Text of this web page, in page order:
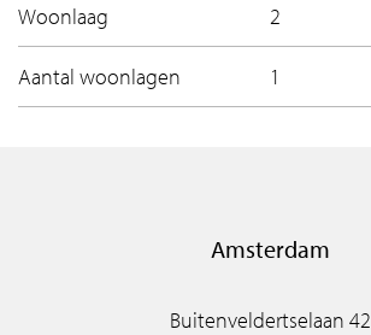
Woonlaag 2
Aantal woonlagen 1
Amsterdam
Buitenveldertselaan 42